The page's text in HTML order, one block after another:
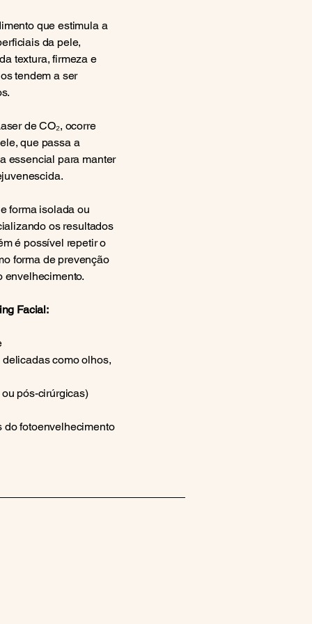
que estimula a
da pele,
textura, firmeza e
tendem a ser
de CO₂, ocorre
que passa a
essencial para manter
forma isolada ou
os resultados
é possível repetir o
forma de prevenção
envelhecimento.
Facial:
como olhos,
pós-cirúrgicas)
do fotoenvelhecimento